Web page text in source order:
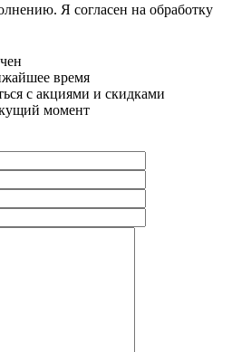
Я согласен на обработку
время
с акциями и скидками
момент